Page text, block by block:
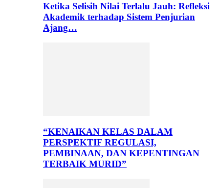
Ketika Selisih Nilai Terlalu Jauh: Refleksi
Akademik terhadap Sistem Penjurian
Ajang…
“KENAIKAN KELAS DALAM
PERSPEKTIF REGULASI,
PEMBINAAN, DAN KEPENTINGAN
TERBAIK MURID”